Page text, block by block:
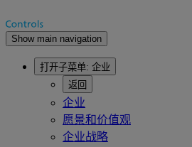
Show main navigation
打开子菜单: 企业
返回
企业
愿景和价值观
企业战略